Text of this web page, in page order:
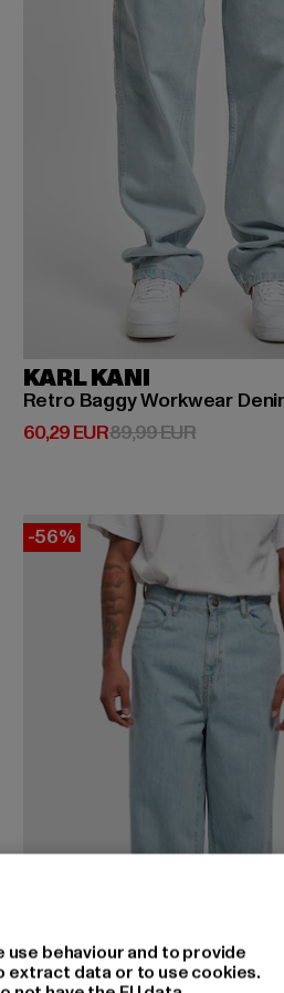
KARL KANI
Retro Baggy Workwear
60,29 EUR
Derzeitiger Preis: 60,29 EUR
89,99 EUR
-56%
behaviour and to provide
extract data or to use cookies.